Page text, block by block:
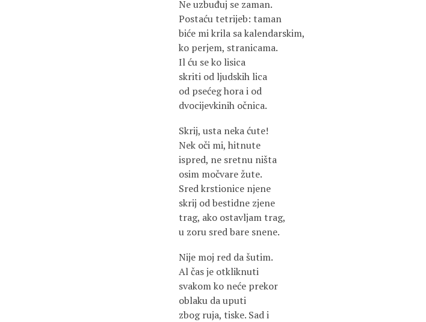
Ne uzbuđuj se zaman.
Postaću tetrijeb: taman
biće mi krila sa kalendarskim,
ko perjem, stranicama.
Il ću se ko lisica
skriti od ljudskih lica
od psećeg hora i od
dvocijevkinih očnica.
Skrij, usta neka ćute!
Nek oči mi, hitnute
ispred, ne sretnu ništa
osim močvare žute.
Sred krstionice njene
skrij od bestidne zjene
trag, ako ostavljam trag,
u zoru sred bare snene.
Nije moj red da šutim.
Al čas je otkliknuti
svakom ko neće prekor
oblaku da uputi
zbog ruja, tiske. Sad i